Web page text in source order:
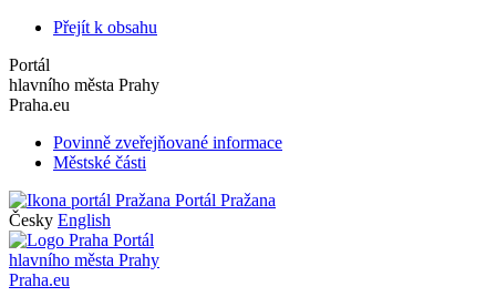
Přejít k obsahu
Portál
hlavního města Prahy
Praha.eu
Povinně zveřejňované informace
Městské části
Portál Pražana
Česky English
Portál
hlavního města Prahy
Praha.eu